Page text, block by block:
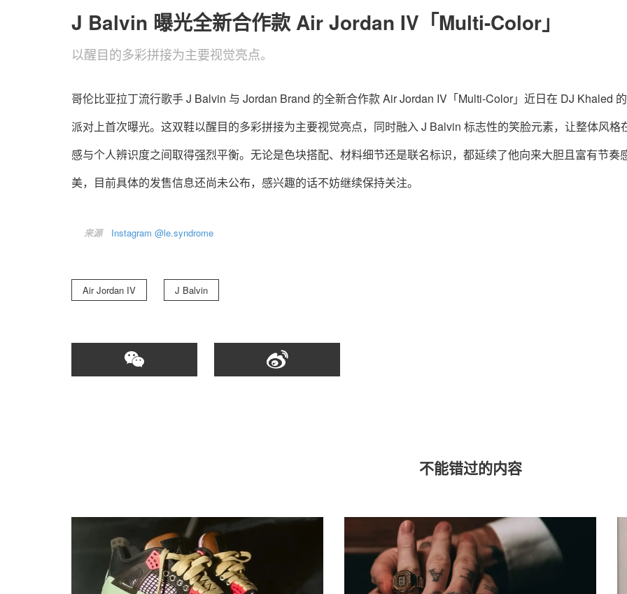
J Balvin 曝光全新合作款 Air Jordan IV「Multi-Color」
以醒目的多彩拼接为主要视觉亮点。
哥伦比亚拉丁流行歌手 J Balvin 与 Jordan Brand 的全新合作款 Air Jordan IV「Multi-Color」近日在 DJ Khaled
派对上首次曝光。这双鞋以醒目的多彩拼接为主要视觉亮点，同时融入 J Balvin 标志性的笑脸元素，让整体风格
感与个人辨识度之间取得强烈平衡。无论是色块搭配、材料细节还是联名标识，都延续了他向来大胆且富有节奏
美，目前具体的发售信息还尚未公布，感兴趣的话不妨继续保持关注。
来源 Instagram @le.syndrome
Air Jordan IV J Balvin
不能错过的内容